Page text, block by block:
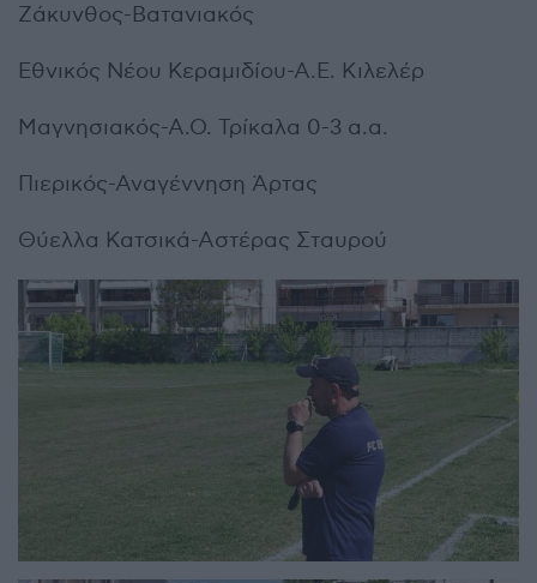
Ζάκυνθος-Βατανιακός
Εθνικός Νέου Κεραμιδίου-Α.Ε. Κιλελέρ
Μαγνησιακός-Α.Ο. Τρίκαλα 0-3 α.α.
Πιερικός-Αναγέννηση Άρτας
Θύελλα Κατσικά-Αστέρας Σταυρού